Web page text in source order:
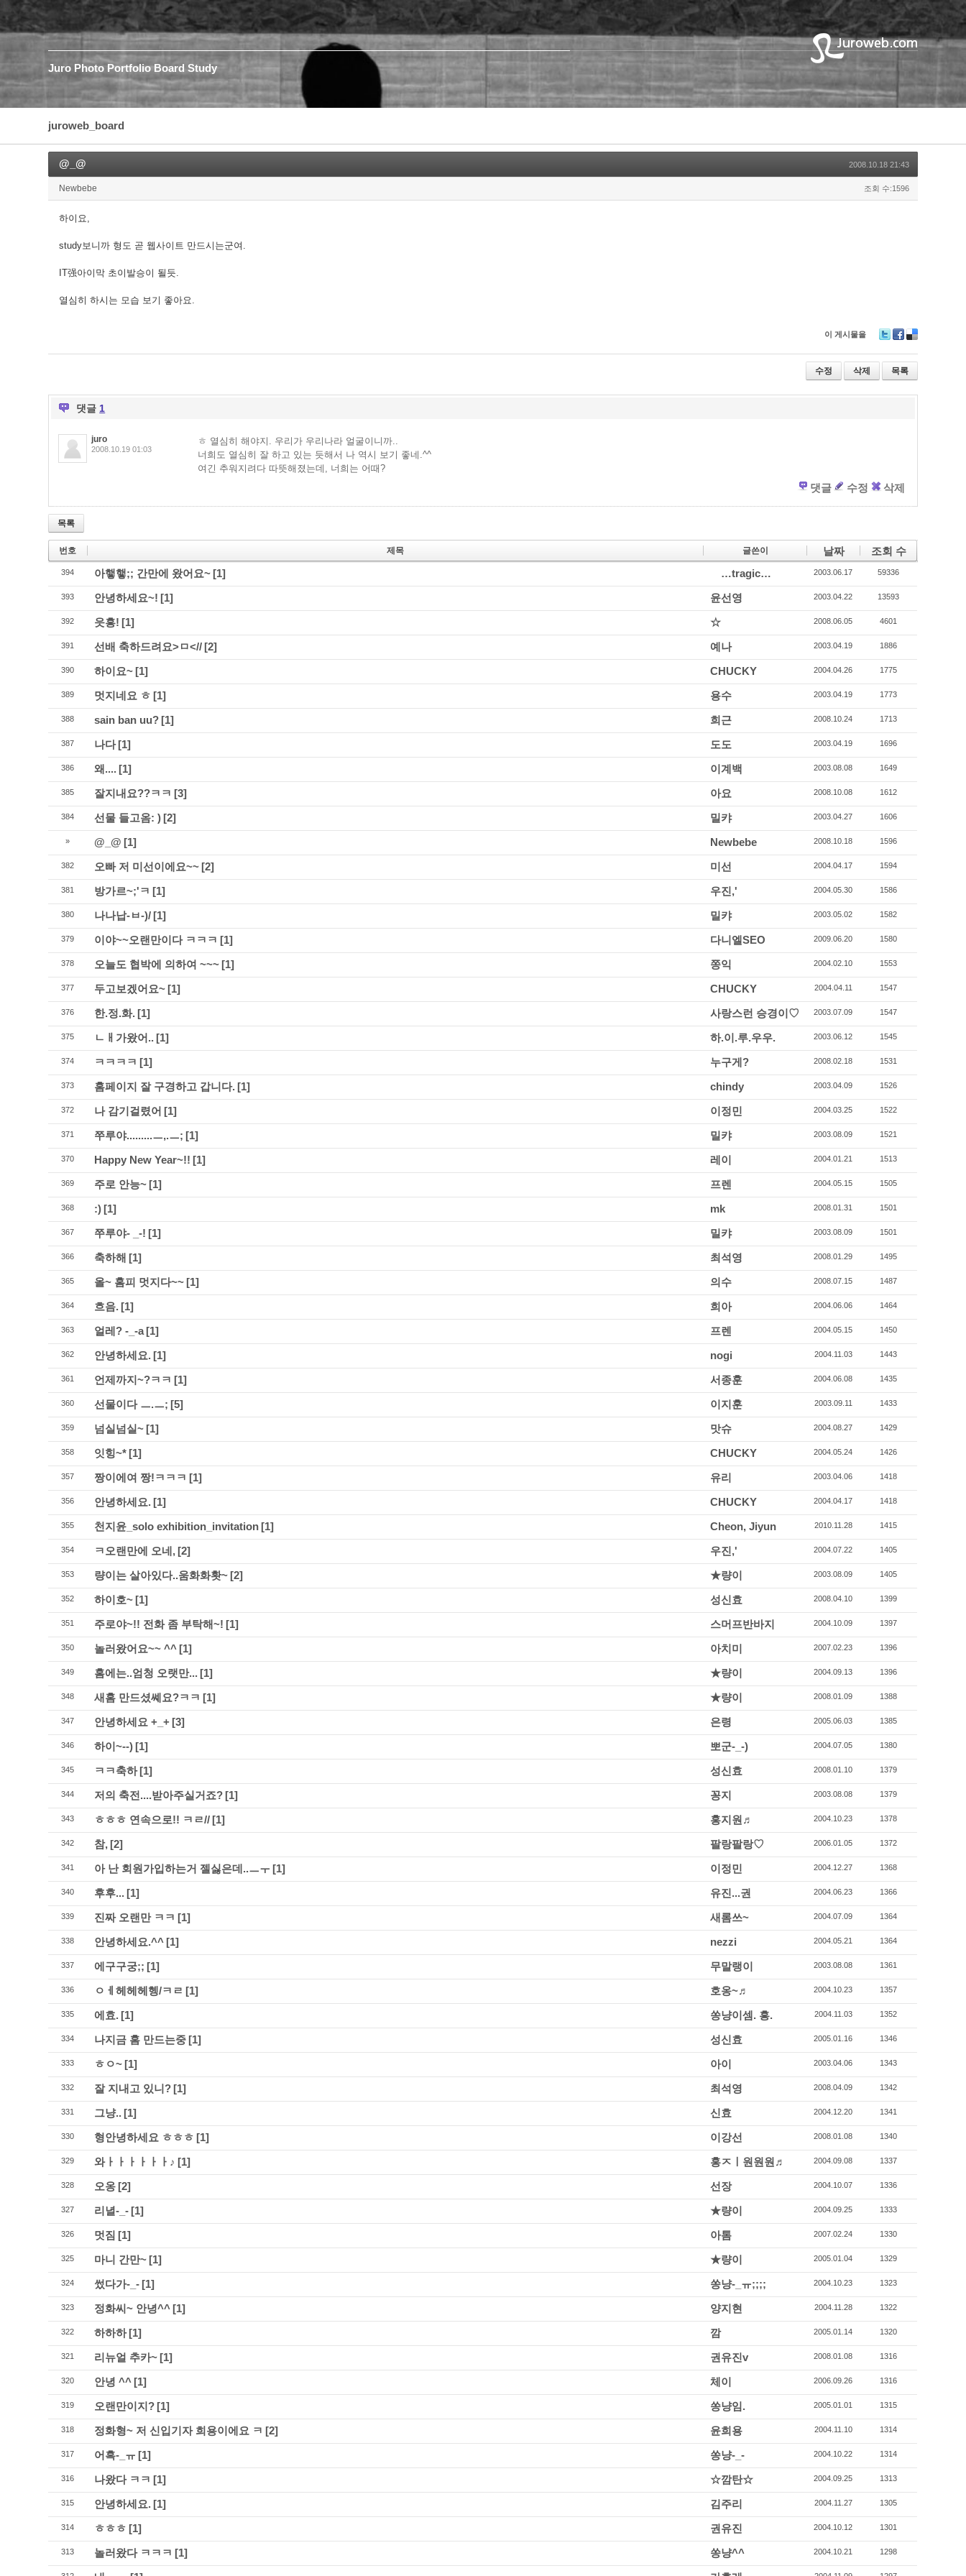
Juro Photo Portfolio Board Study
juroweb_board
@_@ 2008.10.18 21:43
Newbebe 조회 수:1596
하이요,
study보니까 형도 곧 웹사이트 만드시는군여.
IT强아이막 초이발승이 될듯.
열심히 하시는 모습 보기 좋아요.
이 게시물을
wi
er
ac
e
b
eli
ci
o
수정 삭제 목록
댓글 1
juro
2008.10.19 01:03
ㅎ 열심히 해야지. 우리가 우리나라 얼굴이니까..
너희도 열심히 잘 하고 있는 듯해서 나 역시 보기 좋네.^^
여긴 추워지려다 따뜻해졌는데, 너희는 어때?
댓글 수정 삭제
목록
번호 제목 글쓴이 날짜 조회 수
394 아햏햏;; 간만에 왔어요~[1] …tragic… 2003.06.17 59336
393 안녕하세요~! [1] 윤선영 2003.04.22 13593
392 읏흥! [1] ☆ 2008.06.05 4601
391 선배 축하드려요>ㅁ<//[2] 예나 2003.04.19 1886
390 하이요~[1] CHUCKY 2004.04.26 1775
389 멋지네요 ㅎ [1] 용수 2003.04.19 1773
388 sain ban uu?[1] 희근 2008.10.24 1713
387 나다[1] 도도 2003.04.19 1696
386 왜....[1] 이계백 2003.08.08 1649
385 잘지내요??ㅋㅋ [3] 아요 2008.10.08 1612
384 선물 들고옴: )[2] 밀캬 2003.04.27 1606
» @_@ [1] Newbebe 2008.10.18 1596
382 오빠 저 미선이에요~~[2] 미선 2004.04.17 1594
381 방가르~;'ㅋ [1] 우진,' 2004.05.30 1586
380 나나납-ㅂ-)/[1] 밀캬 2003.05.02 1582
379 이야~~오랜만이다 ㅋㅋㅋ [1] 다니엘SEO 2009.06.20 1580
378 오늘도 협박에 의하여 ~~~[1] 쫑익 2004.02.10 1553
377 두고보겠어요~[1] CHUCKY 2004.04.11 1547
376 한.정.화.[1] 사랑스런 승경이♡ 2003.07.09 1547
375 ㄴㅐ가왔어..[1] 하.이.루.우우. 2003.06.12 1545
374 ㅋㅋㅋㅋ [1] 누구게? 2008.02.18 1531
373 홈페이지 잘 구경하고 갑니다.[1] chindy 2003.04.09 1526
372 나 감기걸렸어 [1] 이정민 2004.03.25 1522
371 쭈루야.........ㅡ,.ㅡ; [1] 밀캬 2003.08.09 1521
370 Happy New Year~!! [1] 레이 2004.01.21 1513
369 주로 안능~[1] 프렌 2004.05.15 1505
368 :)[1] mk 2008.01.31 1501
367 쭈루야- _-! [1] 밀캬 2003.08.09 1501
366 축하해 [1] 최석영 2008.01.29 1495
365 올~ 홈피 멋지다~~[1] 의수 2008.07.15 1487
364 흐음.[1] 희아 2004.06.06 1464
363 얼레? -_-a[1] 프렌 2004.05.15 1450
362 안녕하세요.[1] nogi 2004.11.03 1443
361 언제까지~?ㅋㅋ [1] 서종훈 2004.06.08 1435
360 선물이다 ㅡ.ㅡ; [5] 이지훈 2003.09.11 1433
359 넘실넘실~[1] 맛슈 2004.08.27 1429
358 잇힝~*[1] CHUCKY 2004.05.24 1426
357 짱이에여 짱!ㅋㅋㅋ [1] 유리 2003.04.06 1418
356 안녕하세요.[1] CHUCKY 2004.04.17 1418
355 천지윤_solo exhibition_invitation[1] Cheon, Jiyun 2010.11.28 1415
354 ㅋ오랜만에 오네,[2] 우진,' 2004.07.22 1405
353 량이는 살아있다..움화화홧~[2] ★량이 2003.08.09 1405
352 하이호~[1] 성신효 2008.04.10 1399
351 주로야~!! 전화 좀 부탁해~! [1] 스머프반바지 2004.10.09 1397
350 놀러왔어요~~ ^^[1] 아치미 2007.02.23 1396
349 홈에는..엄청 오랫만...[1] ★량이 2004.09.13 1396
348 새홈 만드셨쎼요?ㅋㅋ [1] ★량이 2008.01.09 1388
347 안녕하세요 +_+[3] 은령 2005.06.03 1385
346 하이~--)[1] 뽀군-_-) 2004.07.05 1380
345 ㅋㅋ축하[1] 성신효 2008.01.10 1379
344 저의 축전....받아주실거죠?[1] 꽁지 2003.08.08 1379
343 ㅎㅎㅎ 연속으로!! ㅋㄹ//[1] 홍지원♬ 2004.10.23 1378
342 참,[2] 팔랑팔랑♡ 2006.01.05 1372
341 아 난 회원가입하는거 젤싫은데..ㅡㅜ [1] 이정민 2004.12.27 1368
340 후후...[1] 유진...권 2004.06.23 1366
339 진짜 오랜만 ㅋㅋ [1] 새롬쓰~ 2004.07.09 1364
338 안녕하세요.^^[1] nezzi 2004.05.21 1364
337 에구구궁;; [1] 무말랭이 2003.08.08 1361
336 ㅇㅔ헤헤헤헹/ㅋㄹ [1] 호옹~♬ 2004.10.23 1357
335 에효.[1] 쏭냥이셈. 흥. 2004.11.03 1352
334 나지금 홈 만드는중[1] 성신효 2005.01.16 1346
333 ㅎㅇ~[1] 아이 2003.04.06 1343
332 잘 지내고 있니?[1] 최석영 2008.04.09 1342
331 그냥..[1] 신효 2004.12.20 1341
330 형안녕하세요 ㅎㅎㅎ [1] 이강선 2008.01.08 1340
329 와ㅏㅏㅏㅏㅏㅏ♪ [1] 홍ㅈㅣ원원원♬ 2004.09.08 1337
328 오옹[2] 선장 2004.10.07 1336
327 리녈-_-[1] ★량이 2004.09.25 1333
326 멋짐 [1] 아톰 2007.02.24 1330
325 마니 간만~[1] ★량이 2005.01.04 1329
324 썼다가-_-[1] 쏭냥-_ㅠ;;;; 2004.10.23 1323
323 정화씨~ 안녕^^[1] 양지현 2004.11.28 1322
322 하하하[1] 깜 2005.01.14 1320
321 리뉴얼 추카~[1] 권유진v 2008.01.08 1316
320 안녕 ^^[1] 체이 2006.09.26 1316
319 오랜만이지?[1] 쏭냥임. 2005.01.01 1315
318 정화형~ 저 신입기자 희용이에요 ㅋ [2] 윤희용 2004.11.10 1314
317 어흑-_ㅠ [1] 쏭냥-_- 2004.10.22 1314
316 나왔다 ㅋㅋ [1] ☆깜탄☆ 2004.09.25 1313
315 안녕하세요.[1] 김주리 2004.11.27 1305
314 ㅎㅎㅎ [1] 권유진 2004.10.12 1301
313 놀러왔다 ㅋㅋㅋ [1] 쏭냥^^ 2004.10.21 1298